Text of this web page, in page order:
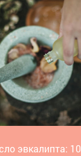
эвкалипта:
содержит
и мобилизуют
о красоте и